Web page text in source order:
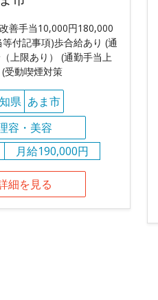
善手当10,000円180,000
付記事項)歩合給あり (通
上限あり） (通勤手当上
受動喫煙対策
県 あま市
容・美容
月給190,000円
細を見る